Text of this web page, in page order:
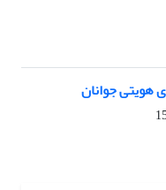
هویتی جوانان